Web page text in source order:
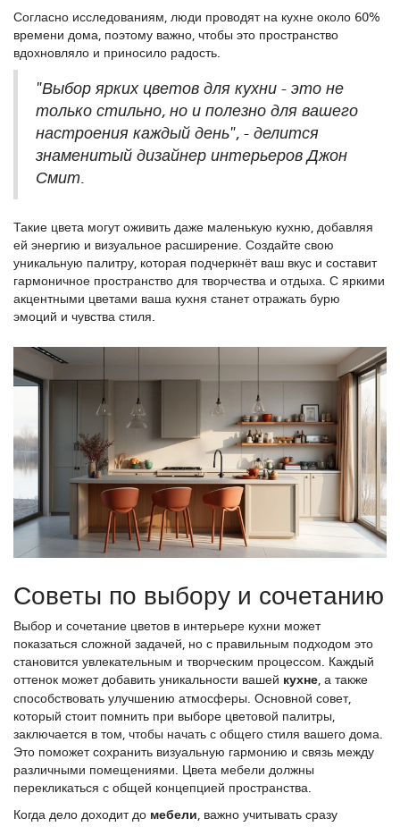
Согласно исследованиям, люди проводят на кухне около 60%
времени дома, поэтому важно, чтобы это пространство
вдохновляло и приносило радость.
"Выбор ярких цветов для кухни - это не
только стильно, но и полезно для вашего
настроения каждый день", - делится
знаменитый дизайнер интерьеров Джон
Смит.
Такие цвета могут оживить даже маленькую кухню, добавляя
ей энергию и визуальное расширение. Создайте свою
уникальную палитру, которая подчеркнёт ваш вкус и составит
гармоничное пространство для творчества и отдыха. С яркими
акцентными цветами ваша кухня станет отражать бурю
эмоций и чувства стиля.
Советы по выбору и сочетанию
Выбор и сочетание цветов в интерьере кухни может
показаться сложной задачей, но с правильным подходом это
становится увлекательным и творческим процессом. Каждый
оттенок может добавить уникальности вашей кухне , а также
способствовать улучшению атмосферы. Основной совет,
который стоит помнить при выборе цветовой палитры,
заключается в том, чтобы начать с общего стиля вашего дома.
Это поможет сохранить визуальную гармонию и связь между
различными помещениями. Цвета мебели должны
перекликаться с общей концепцией пространства.
Когда дело доходит до мебели , важно учитывать сразу